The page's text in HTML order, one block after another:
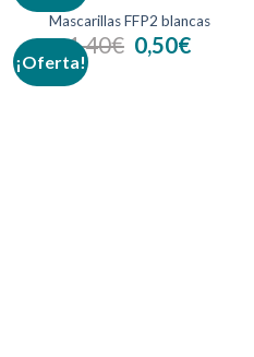
¡Oferta!
Mascarillas FFP2 blancas
1,40€ 0,50€